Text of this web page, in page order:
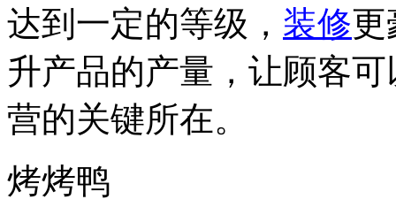
达到一定的等级， 装修更
升产品的产量，让顾客
营的关键所在。
烤烤鸭